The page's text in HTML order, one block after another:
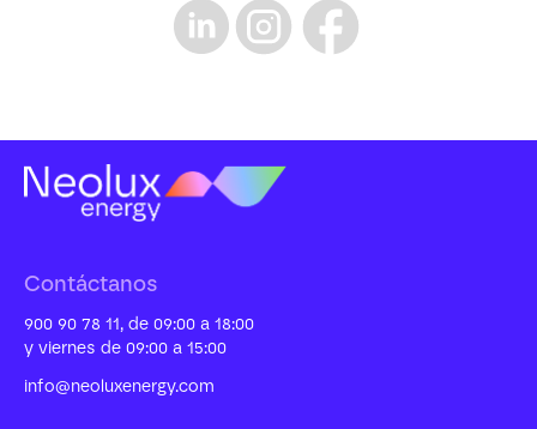
Contáctanos
900 90 78 11, de 09:00 a 18:00
y viernes de 09:00 a 15:00
info@neoluxenergy.com